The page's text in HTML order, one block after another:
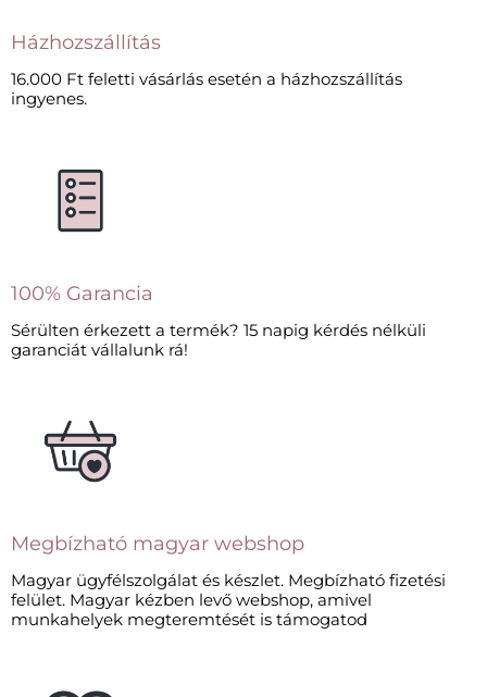
Házhozszállítás
16.000 Ft feletti vásárlás esetén a házhozszállítás
ingyenes.
100% Garancia
Sérülten érkezett a termék? 15 napig kérdés nélküli
garanciát vállalunk rá!
Megbízható magyar webshop
Magyar ügyfélszolgálat és készlet. Megbízható fizetési
felület. Magyar kézben levő webshop, amivel
munkahelyek megteremtését is támogatod​